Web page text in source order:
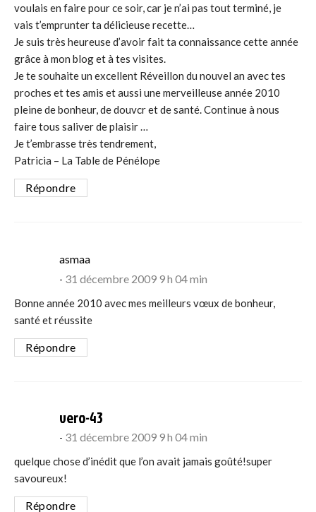
voulais en faire pour ce soir, car je n’ai pas tout terminé, je
vais t’emprunter ta délicieuse recette…
Je suis très heureuse d’avoir fait ta connaissance cette année
grâce à mon blog et à tes visites.
Je te souhaite un excellent Réveillon du nouvel an avec tes
proches et tes amis et aussi une merveilleuse année 2010
pleine de bonheur, de douvcr et de santé. Continue à nous
faire tous saliver de plaisir …
Je t’embrasse très tendrement,
Patricia – La Table de Pénélope
Répondre
asmaasays:
31 décembre 2009 9 h 04 min
Bonne année 2010 avec mes meilleurs vœux de bonheur,
santé et réussite
Répondre
vero-43
31 décembre 2009 9 h 04 min
quelque chose d’inédit que l’on avait jamais goûté!super
savoureux!
Répondre